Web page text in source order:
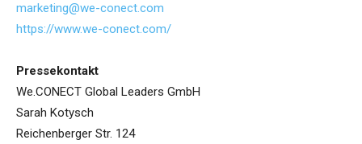
marketing@we-conect.com
https://www.we-conect.com/
Pressekontakt
We.CONECT Global Leaders GmbH
Sarah Kotysch
Reichenberger Str. 124